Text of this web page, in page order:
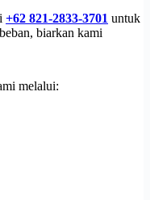
+62 821-2833-3701 untuk
biarkan kami
melalui: